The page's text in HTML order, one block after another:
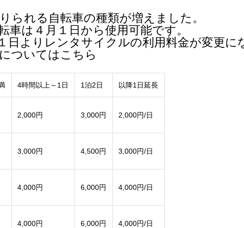
られる自転車の種類が増えました。
車は４月１日から使用可能です。
日よりレンタサイクルの利用料金が変更に
ついてはこちら
4時間以上～1日 1泊2日 以降1日延長
2,000円 3,000円 2,000円/日
3,000円 4,500円 3,000円/日
4,000円 6,000円 4,000円/日
4,000円 6,000円 4,000円/日